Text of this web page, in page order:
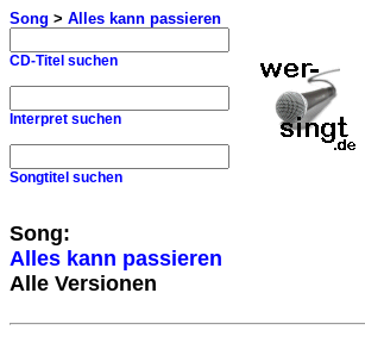
Song > Alles kann passieren
CD-Titel suchen
Interpret suchen
Songtitel suchen
Song:
Alles kann passieren
Alle Versionen